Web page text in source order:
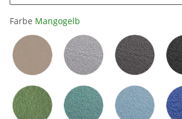
Farbe Mangogelb
Sand / BeigeHellgrau Grau